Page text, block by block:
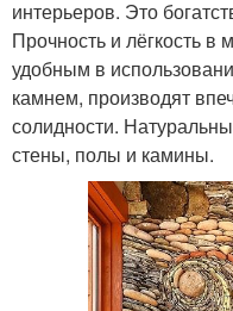
интерьеров. Это
Прочность и лёгкость в
удобным в
камнем, производят
солидности.
стены, полы и камины.